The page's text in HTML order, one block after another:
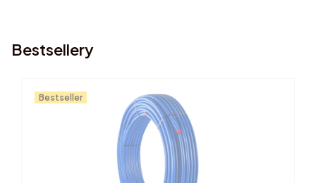
Bestsellery
Bestseller